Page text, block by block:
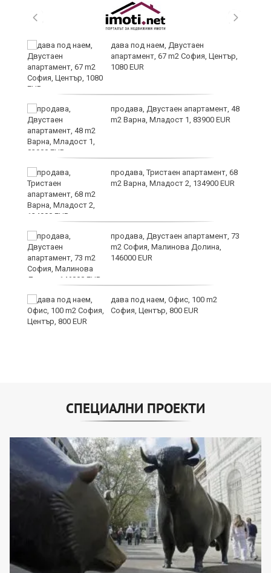
дава под наем, Двустаен
апартамент, 67 m2 София, Център,
1080 EUR
продава, Двустаен апартамент, 48
m2 Варна, Младост 1, 83900 EUR
продава, Тристаен апартамент, 68
m2 Варна, Младост 2, 134900 EUR
продава, Двустаен апартамент, 73
m2 София, Малинова Долина,
146000 EUR
дава под наем, Офис, 100 m2
София, Център, 800 EUR
СПЕЦИАЛНИ ПРОЕКТИ